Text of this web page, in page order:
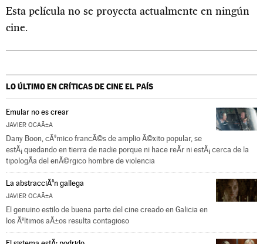
Esta película no se proyecta actualmente en ningún
cine.
LO ÚLTIMO EN CRÍTICAS DE CINEEL PAÍS
Emular no es crear
JAVIER OCAÃ±A
Dany Boon, cÃ³mico francÃ©s de amplio Ã©xito popular, se
estÃ¡ quedando en tierra de nadie porque ni hace reÃ­r ni estÃ¡ cerca de la
tipologÃ­a del enÃ©rgico hombre de violencia
La abstracciÃ³n gallega
JAVIER OCAÃ±A
El genuino estilo de buena parte del cine creado en Galicia en
los Ãºltimos aÃ±os resulta contagioso